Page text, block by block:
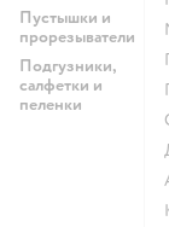
Пустышки и
прорезыватели
Подгузники,
салфетки и
пеленки